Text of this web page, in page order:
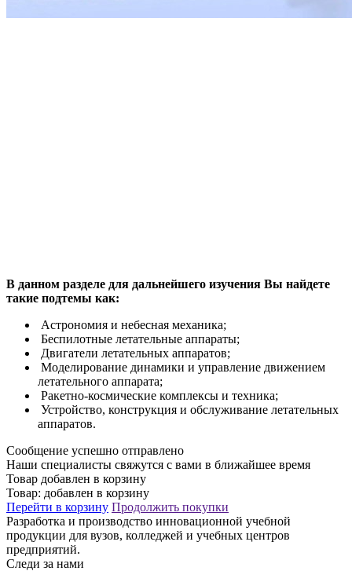
В данном разделе для дальнейшего изучения Вы найдете
такие подтемы как:
Астрономия и небесная механика;
Беспилотные летательные аппараты;
Двигатели летательных аппаратов;
Моделирование динамики и управление движением
летательного аппарата;
Ракетно-космические комплексы и техника;
Устройство, конструкция и обслуживание летательных
аппаратов.
Сообщение успешно отправлено
Наши специалисты свяжутся с вами в ближайшее время
Товар добавлен в корзину
Товар: добавлен в корзину
Перейти в корзину Продолжить покупки
Разработка и производство инновационной учебной
продукции для вузов, колледжей и учебных центров
предприятий.
Следи за нами